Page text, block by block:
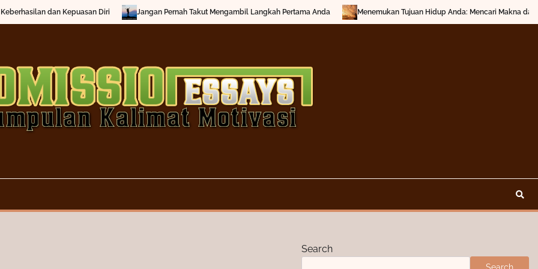
dan Kepuasan Diri Jangan Pernah Takut Mengambil Langkah Pertama Anda Menemukan Tujuan Hidup Anda: Mencari Makna dan
Search